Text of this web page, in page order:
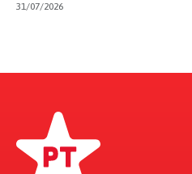
31/07/2026